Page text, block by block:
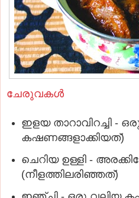
ചേരുവകള്‍
ഇളയ താറാവിറച്ചി -
കഷണങ്ങളാക്കിയത്‌)
ചെറിയ ഉള്ളി -
(നീളത്തിലരിഞ്ഞത്‌)